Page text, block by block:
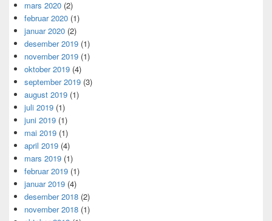
mars 2020 (2)
februar 2020 (1)
januar 2020 (2)
desember 2019 (1)
november 2019 (1)
oktober 2019 (4)
september 2019 (3)
august 2019 (1)
juli 2019 (1)
juni 2019 (1)
mai 2019 (1)
april 2019 (4)
mars 2019 (1)
februar 2019 (1)
januar 2019 (4)
desember 2018 (2)
november 2018 (1)